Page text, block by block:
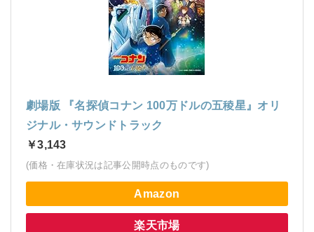
劇場版 『名探偵コナン 100万ドルの五稜星』オリ
ジナル・サウンドトラック
￥3,143
(価格・在庫状況は記事公開時点のものです)
Amazon
楽天市場